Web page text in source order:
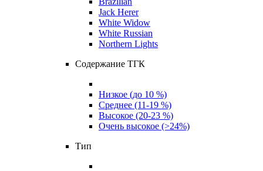
Jack Herer
White Widow
White Russian
Northern Lights
Содержание ТГК
Низкое (до 10 %)
Среднее (11-19 %)
Высокое (20-23 %)
Очень высокое (>24%)
Тип